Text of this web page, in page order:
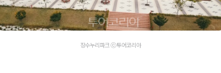
장수누리파크 ⓒ투어코리아